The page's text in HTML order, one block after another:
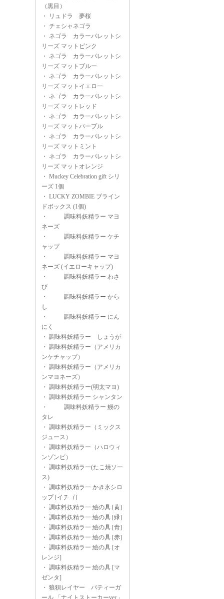
（黒目）
・
リュドラ 夢桜
・ チェシャネゴラ
・ ネゴラ カラーパレットシ
リーズ マットピンク
・ ネゴラ カラーパレットシ
リーズ マットブルー
・ ネゴラ カラーパレットシ
リーズ マットイエロー
・ ネゴラ カラーパレットシ
リーズ マットレッド
・ ネゴラ カラーパレットシ
リーズ マットパープル
・ ネゴラ カラーパレットシ
リーズ マットミント
・ ネゴラ カラーパレットシ
リーズ マットオレンジ
・ Muckey Celebration gift シリ
ーズ 1個
・ LUCKY ZOMBIE ブライン
ドボックス (1個)
・
調味料妖精ラー マヨ
ネーズ
・
調味料妖精ラー ケチ
ャップ
・
調味料妖精ラー マヨ
ネーズ (イエローキャップ)
・
調味料妖精ラー わさ
び
・
調味料妖精ラー から
し
・
調味料妖精ラー にん
にく
・ 調味料妖精ラー しょうが
・ 調味料妖精ラー（アメリカ
ンケチャップ）
・ 調味料妖精ラー（アメリカ
ンマヨネーズ）
・ 調味料妖精ラー(明太マヨ)
・ 調味料妖精ラー シャンタン
・
調味料妖精ラー 鰻の
タレ
・ 調味料妖精ラー（ミックス
ジュース）
・ 調味料妖精ラー（ハロウィ
ンゾンビ）
・ 調味料妖精ラー(たこ焼ソー
ス)
・ 調味料妖精ラー かき氷シロ
ップ [イチゴ]
・ 調味料妖精ラー 絵の具 [黄]
・ 調味料妖精ラー 絵の具 [緑]
・ 調味料妖精ラー 絵の具 [青]
・ 調味料妖精ラー 絵の具 [赤]
・ 調味料妖精ラー 絵の具 [オ
レンジ]
・ 調味料妖精ラー 絵の具 [マ
ゼンタ]
・ 狼狽レイヤー パティーガ
ール 「ナイトストーカーver.」